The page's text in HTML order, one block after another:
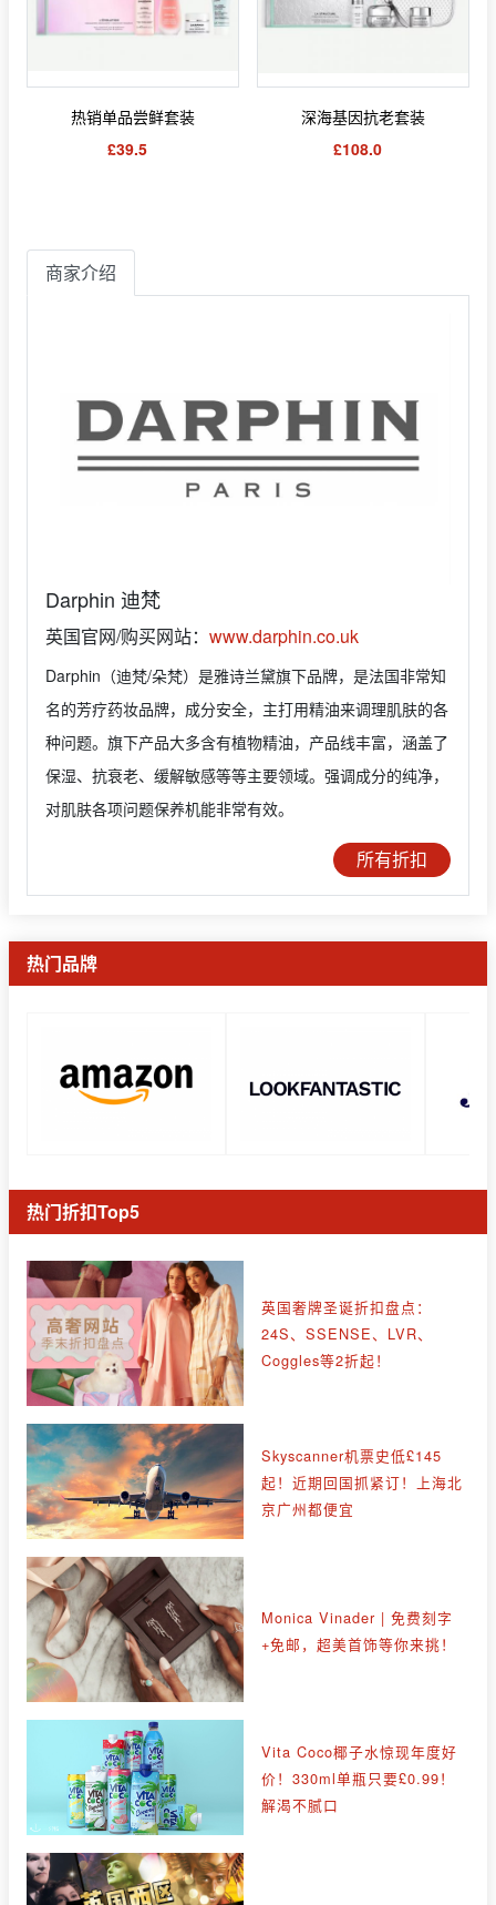
热销单品尝鲜套装
£39.5
深海基因抗老套装
£108.0
商家介绍
Darphin 迪梵
英国官网/购买网站： www.darphin.co.uk
Darphin（迪梵/朵梵）是雅诗兰黛旗下品牌，是法国非常知
名的芳疗药妆品牌，成分安全，主打用精油来调理肌肤的各
种问题。旗下产品大多含有植物精油，产品线丰富，涵盖了
保湿、抗衰老、缓解敏感等等主要领域。强调成分的纯净，
对肌肤各项问题保养机能非常有效。
所有折扣
热门品牌
热门折扣Top5
英国奢牌圣诞折扣盘点：
24S、SSENSE、LVR、
Coggles等2折起！
Skyscanner机票史低£145
起！近期回国抓紧订！上海北
京广州都便宜
Monica Vinader | 免费刻字
+免邮，超美首饰等你来挑！
Vita Coco椰子水惊现年度好
价！330ml单瓶只要£0.99！
解渴不腻口